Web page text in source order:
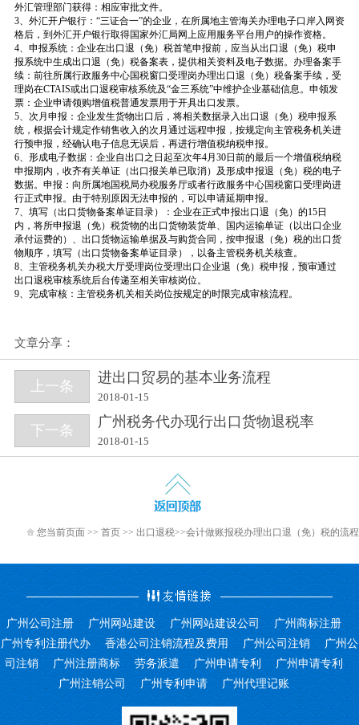
外汇管理部门获得：相应审批文件。
3、外汇开户银行：“三证合一”的企业，在所属地主管海关办理电子口岸入网资
格后，到外汇开户银行取得国家外汇局网上应用服务平台用户的操作资格。
4、申报系统：企业在出口退（免）税首笔申报前，应当从出口退（免）税申
报系统中生成出口退（免）税备案表，提供相关资料及电子数据。办理备案手
续：前往所属行政服务中心国税窗口受理岗办理出口退（免）税备案手续，受
理岗在CTAIS或出口退税审核系统及“金三系统”中维护企业基础信息。申领发
票：企业申请领购增值税普通发票用于开具出口发票。
5、次月申报：企业发生货物出口后，将相关数据录入出口退（免）税申报系
统，根据会计规定作销售收入的次月通过远程申报，按规定向主管税务机关进
行预申报，经确认电子信息无误后，再进行增值税纳税申报。
6、形成电子数据：企业自出口之日起至次年4月30日前的最后一个增值税纳税
申报期内，收齐有关单证（出口报关单已取消）及形成申报退（免）税的电子
数据。申报：向所属地国税局办税服务厅或者行政服务中心国税窗口受理岗进
行正式申报。由于特别原因无法申报的，可以申请延期申报。
7、填写（出口货物备案单证目录）：企业在正式申报出口退（免）的15日
内，将所申报退（免）税货物的出口货物装货单、国内运输单证（以出口企业
承付运费的）、出口货物运输单据及与购货合同，按申报退（免）税的出口货
物顺序，填写（出口货物备案单证目录），以备主管税务机关核查。
8、主管税务机关办税大厅受理岗位受理出口企业退（免）税申报，预审通过
出口退税审核系统后台传递至相关审核岗位。
9、完成审核：主管税务机关相关岗位按规定的时限完成审核流程。
文章分享：
上一条
进出口贸易的基本业务流程
2018-01-15
下一条
广州税务代办现行出口货物退税率
2018-01-15
您当前页面 >> 首页 >> 出口退税>>会计做账报税办理出口退（免）税的流程
广州公司注册 广州网站建设 广州网站建设公司
广州商标注册
广州专利注册代办
香港公司注销流程及费用 广州公司注销
广州公
司注销
广州注册商标 劳务派遣 广州申请专利
广州申请专利
广州注销公司
广州专利申请 广州代理记账